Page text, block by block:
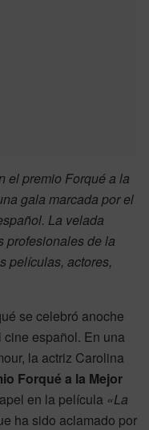
el premio Forqué a la
gala marcada por el
La velada
profesionales de la
películas, actores,
se celebró anoche
español. En una
la actriz Carolina
Forqué a la Mejor
en la película «La
ha sido aclamado por